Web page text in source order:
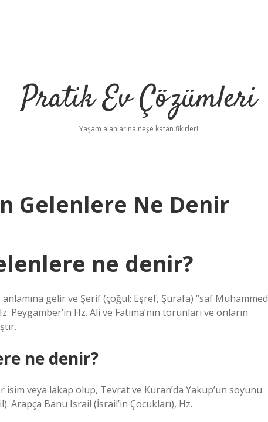
Pratik Ev Çözümleri
Yaşam alanlarına neşe katan fikirler!
Gelenlere Ne Denir
ne denir?
gelir ve Şerif (çoğul: Eşref, Şurafa) “saf Muhammed
Hz. Ali ve Fatıma’nın torunları ve onların
ne denir?
veya lakap olup, Tevrat ve Kuran’da Yakup’un soyunu
Arapça Banu Israil (İsrail’in Çocukları), Hz.